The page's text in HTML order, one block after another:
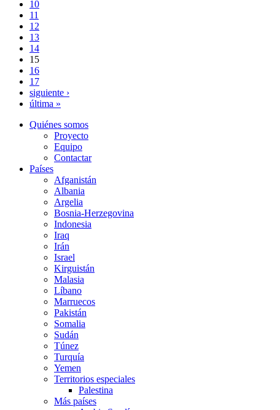
10
11
12
13
14
15
16
17
siguiente ›
última »
Quiénes somos
Proyecto
Equipo
Contactar
Países
Afganistán
Albania
Argelia
Bosnia-Herzegovina
Indonesia
Iraq
Irán
Israel
Kirguistán
Malasia
Líbano
Marruecos
Pakistán
Somalia
Sudán
Túnez
Turquía
Yemen
Territorios especiales
Palestina
Más países